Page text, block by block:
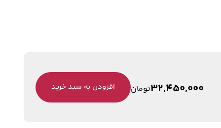
32,450,000تومان افزودن به سبد خرید